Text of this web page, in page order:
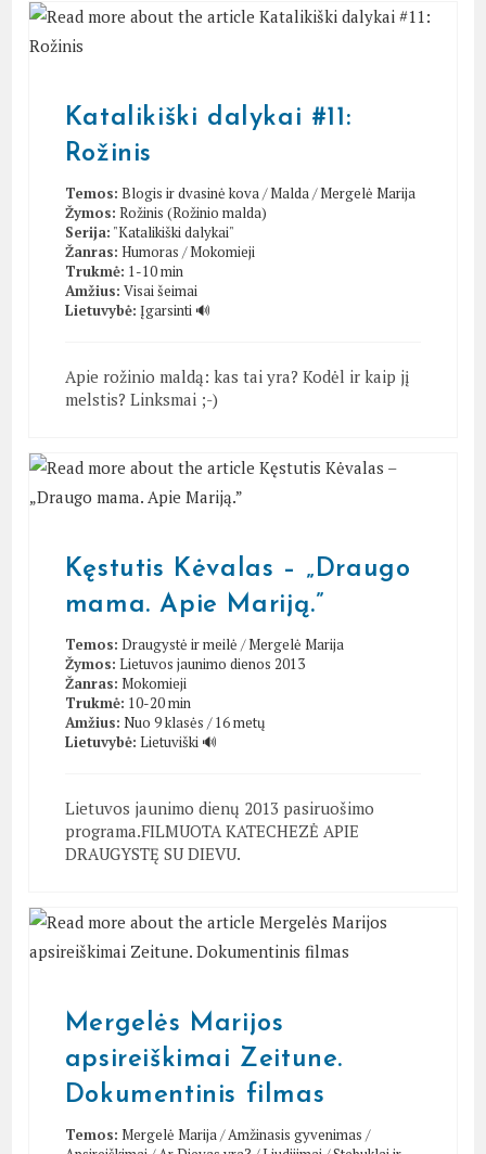
Katalikiški dalykai #11:
Rožinis
Temos: Blogis ir dvasinė kova /Malda /Mergelė Marija
Žymos: Rožinis (Rožinio malda)
Serija: "Katalikiški dalykai"
Žanras: Humoras /Mokomieji
Trukmė: 1-10 min
Amžius: Visai šeimai
Lietuvybė: Įgarsinti 🔊
Apie rožinio maldą: kas tai yra? Kodėl ir kaip jį
melstis? Linksmai ;-)
Kęstutis Kėvalas – „Draugo
mama. Apie Mariją.”
Temos: Draugystė ir meilė /Mergelė Marija
Žymos: Lietuvos jaunimo dienos 2013
Žanras: Mokomieji
Trukmė: 10-20 min
Amžius: Nuo 9 klasės / 16 metų
Lietuvybė: Lietuviški 🔊
Lietuvos jaunimo dienų 2013 pasiruošimo
programa.FILMUOTA KATECHEZĖ APIE
DRAUGYSTĘ SU DIEVU.
Mergelės Marijos
apsireiškimai Zeitune.
Dokumentinis filmas
Temos: Mergelė Marija /Amžinasis gyvenimas /